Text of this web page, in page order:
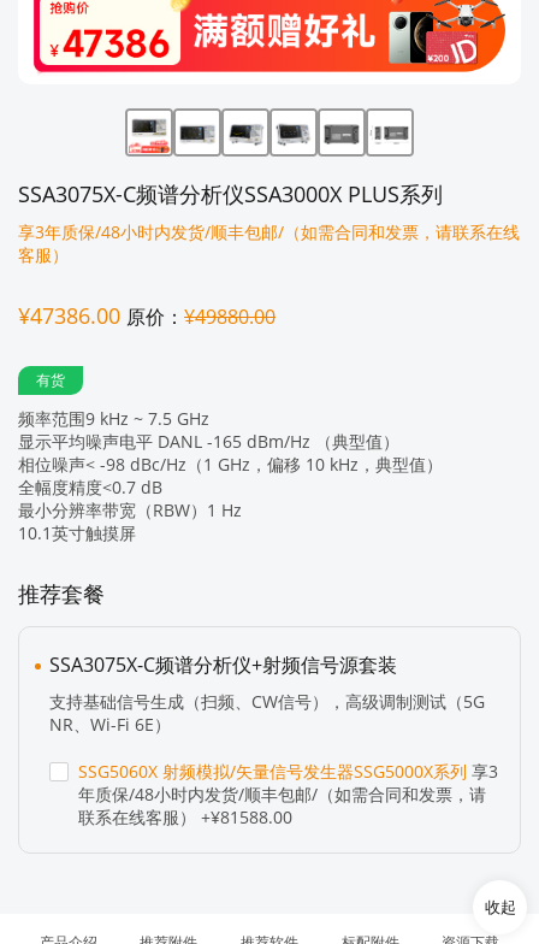
SSA3075X-C频谱分析仪SSA3000X PLUS系列
享3年质保/48小时内发货/顺丰包邮/（如需合同和发票，请联系在线
客服）
¥47386.00 原价： ¥49880.00
有货
频率范围9 kHz ~ 7.5 GHz
显示平均噪声电平 DANL -165 dBm/Hz （典型值）
相位噪声< -98 dBc/Hz（1 GHz，偏移 10 kHz，典型值）
全幅度精度<0.7 dB
最小分辨率带宽（RBW）1 Hz
10.1英寸触摸屏
推荐套餐
SSA3075X-C频谱分析仪+射频信号源套装
支持基础信号生成（扫频、CW信号），高级调制测试（5G
NR、Wi-Fi 6E）
SSG5060X 射频模拟/矢量信号发生器SSG5000X系列 享3
年质保/48小时内发货/顺丰包邮/（如需合同和发票，请
联系在线客服） +¥81588.00
收起